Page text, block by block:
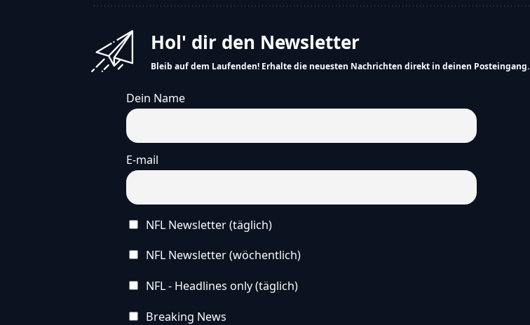
Hol' dir den Newsletter
Bleib auf dem Laufenden! Erhalte die neuesten Nachrichten direkt in deinen Posteingang.
Dein Name
E-mail
NFL Newsletter (täglich)
NFL Newsletter (wöchentlich)
NFL - Headlines only (täglich)
Breaking News